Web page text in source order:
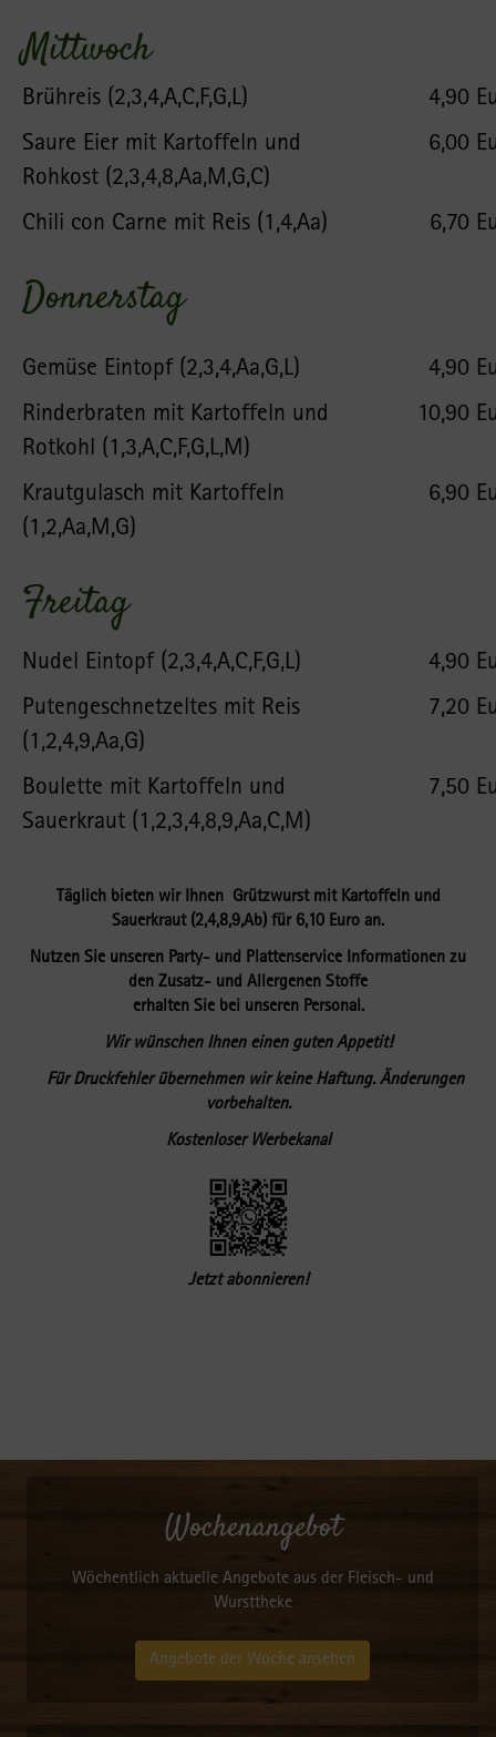
Mittwoch
Brühreis (2,3,4,A,C,F,G,L)
4,90
Saure Eier mit Kartoffeln und
Rohkost (2,3,4,8,Aa,M,G,C)
6,00
Chili con Carne mit Reis (1,4,Aa) 6,70
Donnerstag
Gemüse Eintopf (2,3,4,Aa,G,L)
4,90
Rinderbraten mit Kartoffeln und
Rotkohl (1,3,A,C,F,G,L,M)
10,90
Krautgulasch mit Kartoffeln
(1,2,Aa,M,G)
6,90
Freitag
Nudel Eintopf (2,3,4,A,C,F,G,L)
4,90
Putengeschnetzeltes mit Reis
(1,2,4,9,Aa,G)
7,20
Boulette mit Kartoffeln und
Sauerkraut (1,2,3,4,8,9,Aa,C,M)
7,50
Täglich bieten wir Ihnen Grützwurst mit Kartoffeln und
Sauerkraut (2,4,8,9,Ab) für 6,10 Euro an.
Nutzen Sie unseren Party- und Plattenservice Informationen zu
den Zusatz- und Allergenen Stoffe
erhalten Sie bei unseren Personal.
Wir wünschen Ihnen einen guten Appetit!
Für Druckfehler übernehmen wir keine Haftung. Änderungen
vorbehalten.
Kostenloser Werbekanal
Jetzt abonnieren!
Wochenangebot
Wöchentlich aktuelle Angebote aus der Fleisch- und
Wursttheke
Angebote der Woche ansehen